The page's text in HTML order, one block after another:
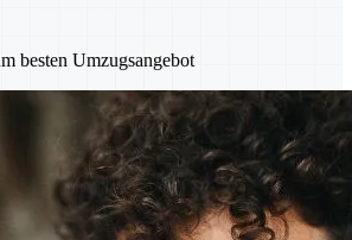
besten Umzugsangebot